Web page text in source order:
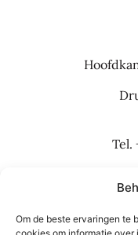
Om de beste ervaringen te
Tel.